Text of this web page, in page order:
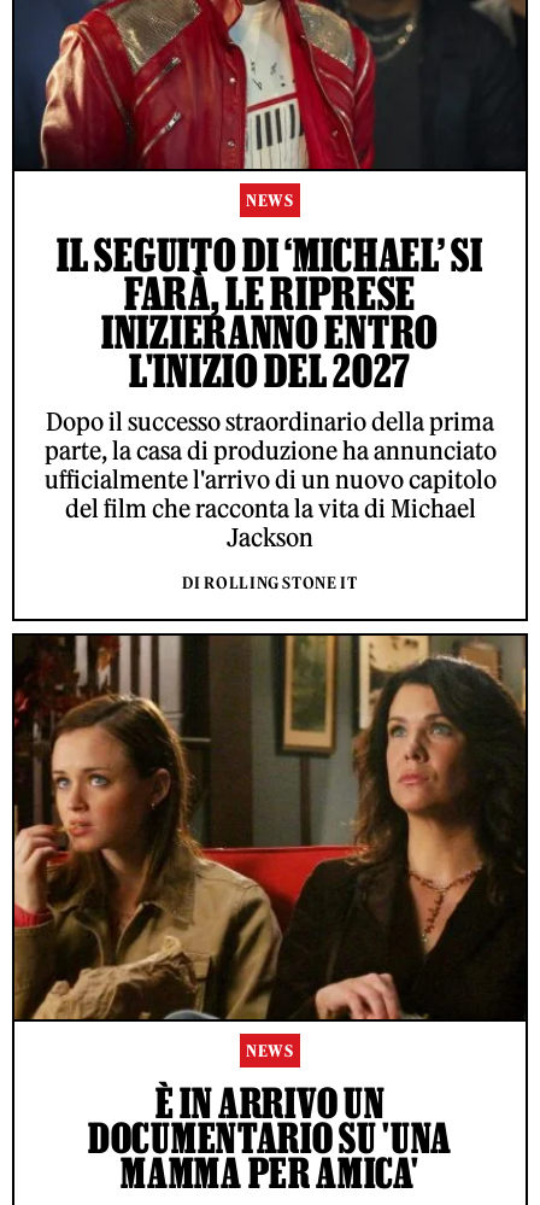
NEWS
IL SEGUITO DI ‘MICHAEL’ SI
FARÀ, LE RIPRESE
INIZIERANNO ENTRO
L'INIZIO DEL 2027
Dopo il successo straordinario della prima
parte, la casa di produzione ha annunciato
ufficialmente l'arrivo di un nuovo capitolo
del film che racconta la vita di Michael
Jackson
DI ROLLING STONE IT
NEWS
È IN ARRIVO UN
DOCUMENTARIO SU 'UNA
MAMMA PER AMICA'